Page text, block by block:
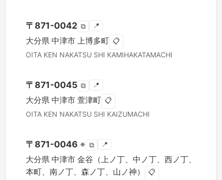
〒 871-0042 ⧉ 📍
大分県 中津市 上博多町 📋
OITA KEN NAKATSU SHI KAMIHAKATAMACHI
〒 871-0045 ⧉ 📍
大分県 中津市 萱津町 📋
OITA KEN NAKATSU SHI KAIZUMACHI
〒 871-0046 ※ ⧉ 📍
大分県 中津市 金谷（上ノ丁、中ノ丁、西ノ丁、
本町、南ノ丁、森ノ丁、山ノ神）
📋